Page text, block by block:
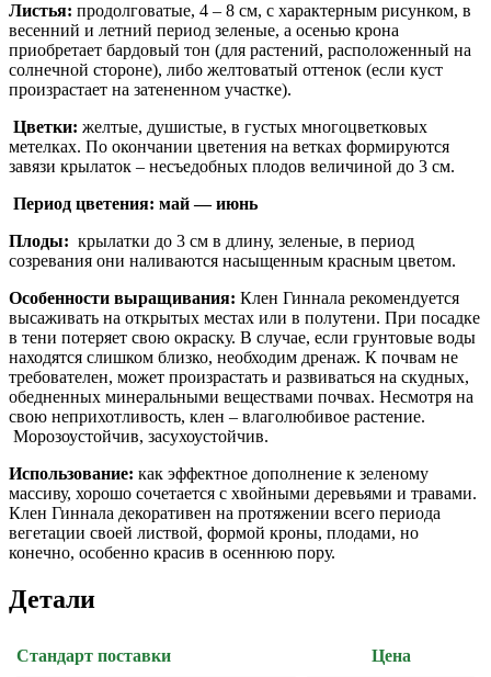
Листья: продолговатые, 4 – 8 см, с характерным рисунком, в
весенний и летний период зеленые, а осенью крона
приобретает бардовый тон (для растений, расположенный на
солнечной стороне), либо желтоватый оттенок (если куст
произрастает на затененном участке).
Цветки: желтые, душистые, в густых многоцветковых
метелках. По окончании цветения на ветках формируются
завязи крылаток – несъедобных плодов величиной до 3 см.
Период цветения: май — июнь
Плоды: крылатки до 3 см в длину, зеленые, в период
созревания они наливаются насыщенным красным цветом.
Особенности выращивания: Клен Гиннала рекомендуется
высаживать на открытых местах или в полутени. При посадке
в тени потеряет свою окраску. В случае, если грунтовые воды
находятся слишком близко, необходим дренаж. К почвам не
требователен, может произрастать и развиваться на скудных,
обедненных минеральными веществами почвах. Несмотря на
свою неприхотливость, клен – влаголюбивое растение.
Морозоустойчив, засухоустойчив.
Использование: как эффектное дополнение к зеленому
массиву, хорошо сочетается с хвойными деревьями и травами.
Клен Гиннала декоративен на протяжении всего периода
вегетации своей листвой, формой кроны, плодами, но
конечно, особенно красив в осеннюю пору.
Детали
Стандарт поставки Цена